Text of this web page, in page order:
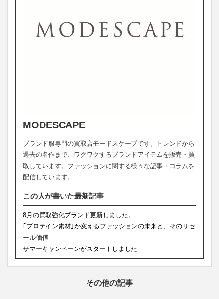
MODESCAPE
ブランド服専門の買取店モードスケープです。トレンドから
過去の名作まで、ワクワクするブランドアイテムを販売・買
取しています。ファッションに関する様々な記事・コラムを
配信しています。
この人が書いた最新記事
8月の買取強化ブランド更新しました。
｢プロテイン素材｣が変えるファッションの未来と、そのリセ
ール価値
サマーキャンペーンがスタートしました
その他の記事